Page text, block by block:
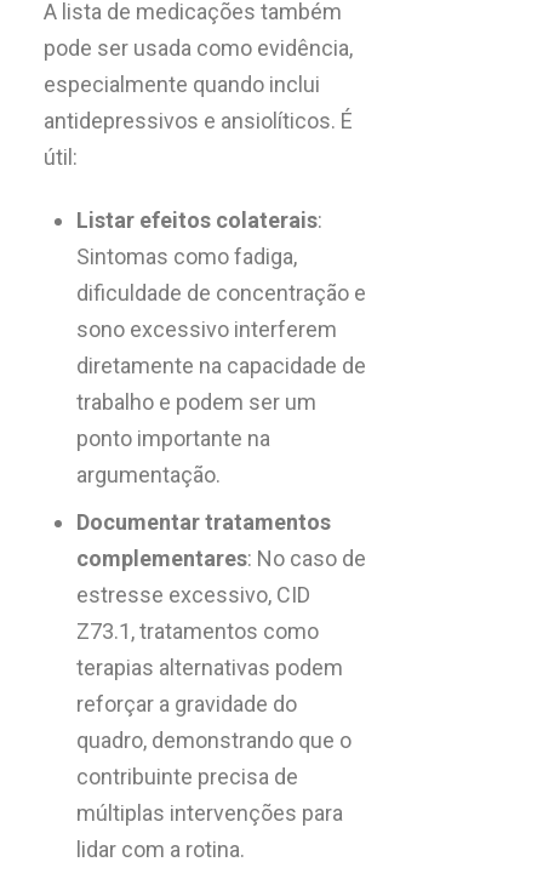
A lista de medicações também
pode ser usada como evidência,
especialmente quando inclui
antidepressivos e ansiolíticos. É
útil:
Listar efeitos colaterais:
Sintomas como fadiga,
dificuldade de concentração e
sono excessivo interferem
diretamente na capacidade de
trabalho e podem ser um
ponto importante na
argumentação.
Documentar tratamentos
complementares: No caso de
estresse excessivo, CID
Z73.1, tratamentos como
terapias alternativas podem
reforçar a gravidade do
quadro, demonstrando que o
contribuinte precisa de
múltiplas intervenções para
lidar com a rotina.